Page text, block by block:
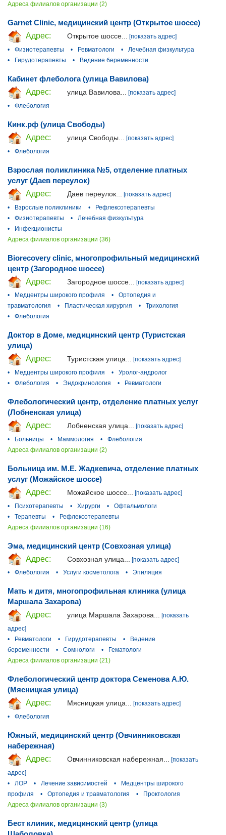
Адреса филиалов организации (2)
Garnet Clinic, медицинский центр (Открытое шоссе)
Адрес:
Открытое шоссе... [показать адрес]
•
Физиотерапевты • Ревматологи •
Лечебная физкультура
•
Гирудотерапевты • Ведение беременности
Кабинет флеболога (улица Вавилова)
Адрес:
улица Вавилова... [показать адрес]
•
Флебология
Кинк.рф (улица Свободы)
Адрес:
улица Свободы...
[показать адрес]
•
Флебология
Взрослая поликлиника №5, отделение платных
услуг (Даев переулок)
Адрес:
Даев переулок...
[показать адрес]
•
Взрослые поликлиники •
Рефлексотерапевты
•
Физиотерапевты •
Лечебная физкультура
•
Инфекционисты
Адреса филиалов организации (36)
Biorecovery clinic, многопрофильный медицинский
центр (Загородное шоссе)
Адрес:
Загородное шоссе...
[показать адрес]
•
Медцентры широкого профиля •
Ортопедия и
травматология
• Пластическая хирургия •
Трихология
•
Флебология
Доктор в Доме, медицинский центр (Туристская
улица)
Адрес:
Туристская улица... [показать адрес]
•
Медцентры широкого профиля •
Уролог-андролог
•
Флебология • Эндокринология • Ревматологи
Флебологический центр, отделение платных услуг
(Лобненская улица)
Адрес:
Лобненская улица...
[показать адрес]
•
Больницы • Маммология •
Флебология
Адреса филиалов организации (2)
Больница им. М.Е. Жадкевича, отделение платных
услуг (Можайское шоссе)
Адрес:
Можайское шоссе...
[показать адрес]
•
Психотерапевты • Хирурги •
Офтальмологи
•
Терапевты •
Рефлексотерапевты
Адреса филиалов организации (16)
Эма, медицинский центр (Совхозная улица)
Адрес:
Совхозная улица...
[показать адрес]
•
Флебология • Услуги косметолога • Эпиляция
Мать и дитя, многопрофильная клиника (улица
Маршала Захарова)
Адрес:
улица Маршала Захарова... [показать
адрес]
•
Ревматологи • Гирудотерапевты •
Ведение
беременности
• Сомнологи •
Гематологи
Адреса филиалов организации (21)
Флебологический центр доктора Семенова А.Ю.
(Мясницкая улица)
Адрес:
Мясницкая улица...
[показать адрес]
•
Флебология
Южный, медицинский центр (Овчинниковская
набережная)
Адрес:
Овчинниковская набережная...
[показать
адрес]
•
ЛОР • Лечение зависимостей •
Медцентры широкого
профиля
• Ортопедия и травматология •
Проктология
Адреса филиалов организации (3)
Бест клиник, медицинский центр (улица